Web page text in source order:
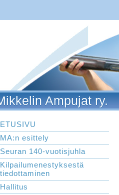
Ampujat ry.
ETUSIVU
MA:n esittely
Seuran 140-vuotisjuhla
Kilpailumenestyksestä
tiedottaminen
Hallitus